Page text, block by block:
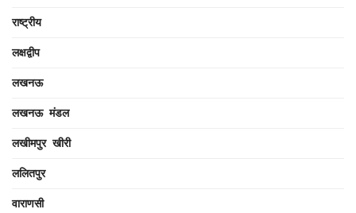
राष्ट्रीय
लक्षद्वीप
लखनऊ
लखनऊ मंडल
लखीमपुर खीरी
ललितपुर
वाराणसी